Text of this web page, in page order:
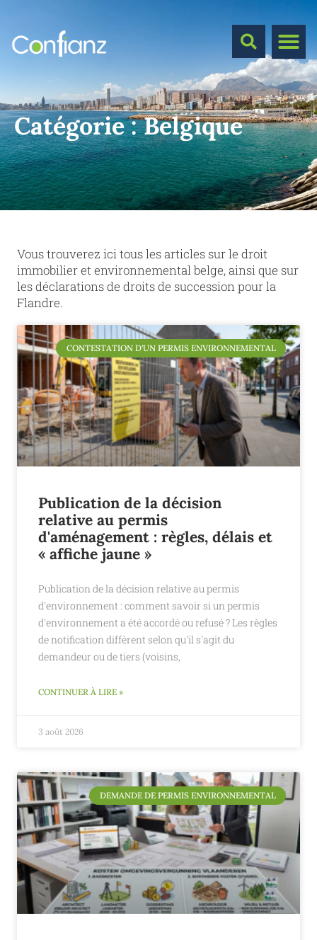
Catégorie :Belgique
Vous trouverez ici tous les articles sur le droit
immobilier et environnemental belge, ainsi que sur
les déclarations de droits de succession pour la
Flandre.
CONTESTATION D'UN PERMIS ENVIRONNEMENTAL
Publication de la décision
relative au permis
d'aménagement : règles, délais et
« affiche jaune »
Publication de la décision relative au permis
d'environnement : comment savoir si un permis
d'environnement a été accordé ou refusé ? Les règles
de notification diffèrent selon qu'il s'agit du
demandeur ou de tiers (voisins,
CONTINUER À LIRE »
3 août 2026
DEMANDE DE PERMIS ENVIRONNEMENTAL